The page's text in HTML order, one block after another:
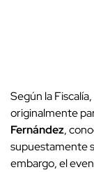
Según la
originalmente
Fernández,
supuestamente
embargo, el